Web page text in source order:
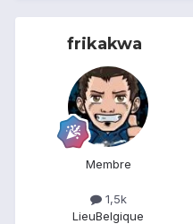
frikakwa
Membre
1,5k
LieuBelgique